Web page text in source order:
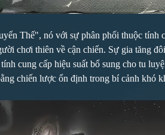
Thế", nó với sự phân phối thuộc
chơi thiên về cận chiến. Sự gia tăng
cung cấp hiệu suất bổ sung cho tu
chiến lược ổn định trong bí cảnh khó